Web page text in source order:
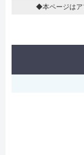
◆本ページはア